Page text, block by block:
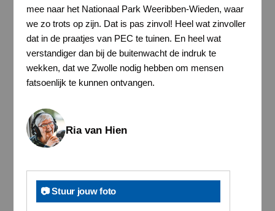
mee naar het Nationaal Park Weeribben-Wieden, waar
we zo trots op zijn. Dat is pas zinvol! Heel wat zinvoller
dat in de praatjes van PEC te tuinen. En heel wat
verstandiger dan bij de buitenwacht de indruk te
wekken, dat we Zwolle nodig hebben om mensen
fatsoenlijk te kunnen ontvangen.
Ria van Hien
📷 Stuur jouw foto